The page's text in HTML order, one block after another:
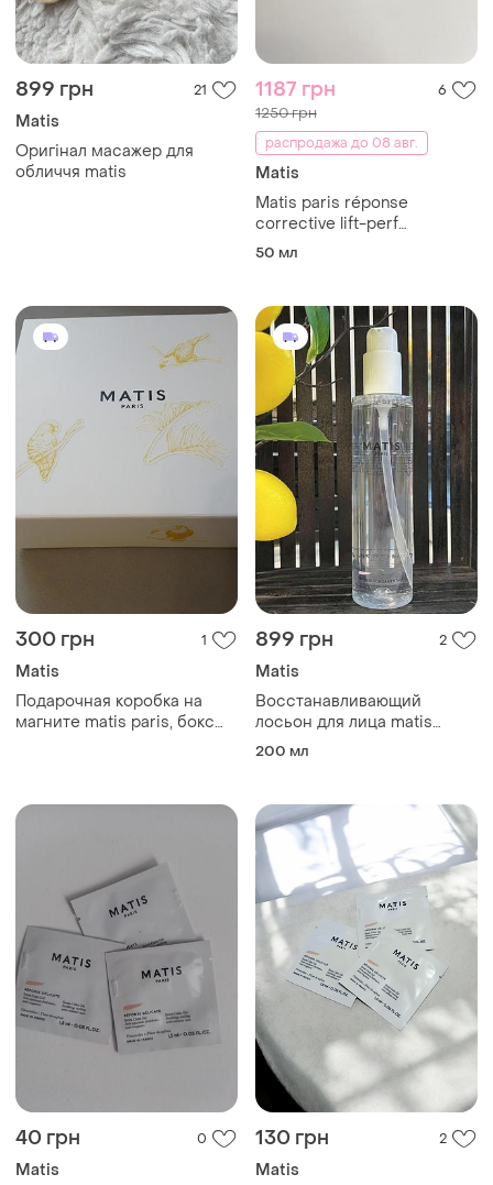
899 грн 21
Matis
Оригінал масажер для
обличчя matis
1187 грн 6
1250 грн
распродажа до 08 авг.
Matis
Matis paris réponse
corrective lift-perf
ліфтинговий крем
50 мл
300 грн 1
Matis
Подарочная коробка на
магните matis paris, бокс
899 грн 2
Matis
Восстанавливающий
лосьон для лица matis
hyalu-essence restorative
200 мл
40 грн 0
Matis
130 грн 2
Matis